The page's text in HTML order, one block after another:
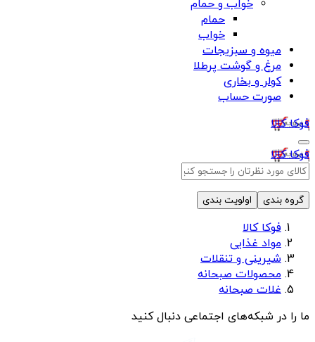
خواب و حمام
حمام
خواب
میوه و سبزیجات
مرغ و گوشت پرطلا
کولر و بخاری
صورت حساب
فوکا کالا
فوکا کالا
گروه بندی اولویت بندی
فوکا کالا
مواد غذایی
شیرینی و تنقلات
محصولات صبحانه
غلات صبحانه
ما را در شبکه‌های اجتماعی دنبال کنید